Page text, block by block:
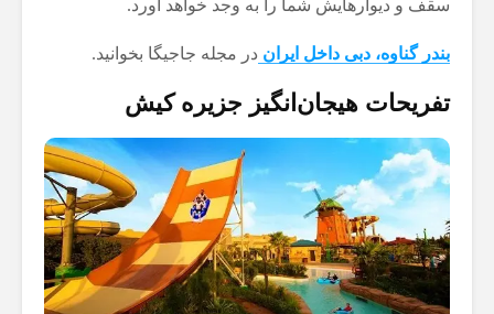
سقف و دیوارهایش شما را به وجد خواهد آورد.
بندر گناوه، دبی داخل ایران در مجله جاجیگا بخوانید.
تفریحات هیجان‌انگیز جزیره کیش